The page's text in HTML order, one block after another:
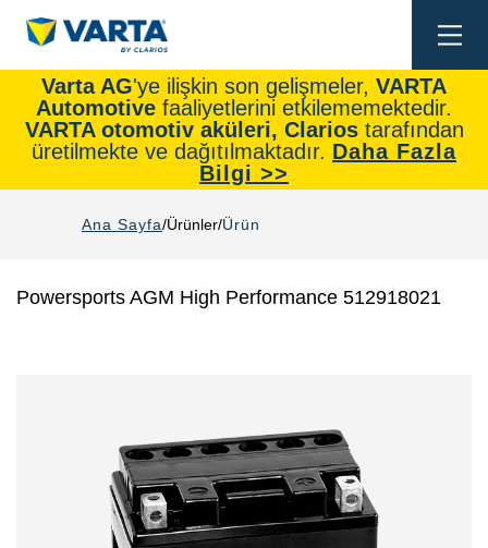
Varta AG'ye ilişkin son gelişmeler, VARTA
Automotive faaliyetlerini etkilememektedir.
VARTA otomotiv aküleri, Clarios tarafından
üretilmekte ve dağıtılmaktadır. Daha Fazla
Bilgi >>
Ana Sayfa Ürünler Ürün
Powersports AGM High Performance 512918021